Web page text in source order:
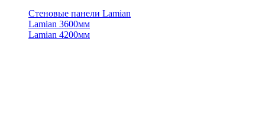
Стеновые панели Lamian
Lamian 3600мм
Lamian 4200мм